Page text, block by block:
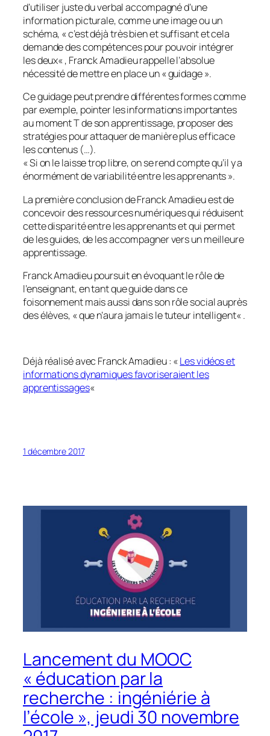
d’utiliser juste du verbal accompagné d’une
information picturale, comme une image ou un
schéma, «c’est déjà très bien et suffisant et cela
demande des compétences pour pouvoir intégrer
les deux« , Franck Amadieu rappelle l’absolue
nécessité de mettre en place un « guidage ».
Ce guidage peut prendre différentes formes comme
par exemple, pointer les informations importantes
au moment T de son apprentissage, proposer des
stratégies pour attaquer de manière plus efficace
les contenus (…).
« Si on le laisse trop libre, on se rend compte qu’il y a
énormément de variabilité entre les apprenants ».
La première conclusion de Franck Amadieu est de
concevoir des ressources numériques qui réduisent
cette disparité entre les apprenants et qui permet
de les guides, de les accompagner vers un meilleure
apprentissage.
Franck Amadieu poursuit en évoquant le rôle de
l’enseignant, en tant que guide dans ce
foisonnement mais aussi dans son rôle social auprès
des élèves, «que n’aura jamais le tuteur intelligent« .
Déjà réalisé avec Franck Amadieu : «Les vidéos et
informations dynamiques favoriseraient les
apprentissages«
1 décembre 2017
Lancement du MOOC
« éducation par la
recherche : ingéniérie à
l’école », jeudi 30 novembre